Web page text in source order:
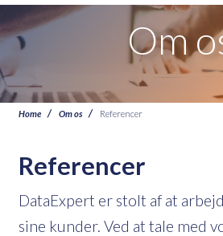
Om
Home Om os Referencer
Referencer
DataExpert er stolt af at
sine kunder. Ved at tale med